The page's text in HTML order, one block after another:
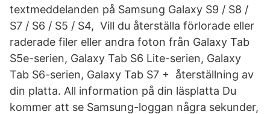
textmeddelanden på Samsung Galaxy S9 / S8 /
S7 / S6 / S5 / S4, Vill du återställa förlorade eller
raderade filer eller andra foton från Galaxy Tab
S5e-serien, Galaxy Tab S6 Lite-serien, Galaxy
Tab S6-serien, Galaxy Tab S7 + återställning av
din platta. All information på din läsplatta Du
kommer att se Samsung-loggan några sekunder,